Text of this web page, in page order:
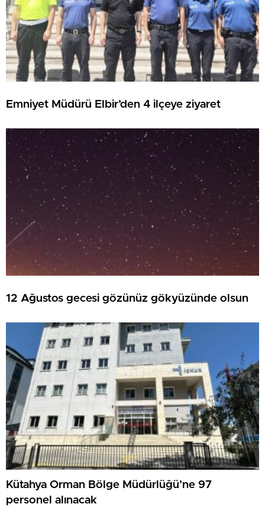
Emniyet Müdürü Elbir’den 4 ilçeye ziyaret
12 Ağustos gecesi gözünüz gökyüzünde olsun
Kütahya Orman Bölge Müdürlüğü’ne 97
personel alınacak